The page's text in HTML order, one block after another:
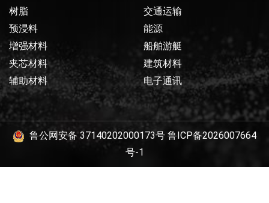
树脂
预浸料
增强材料
夹芯材料
辅助材料
交通运输
能源
船舶游艇
建筑材料
电子通讯
鲁公网安备 37140202000173号 鲁ICP备2026007664
号-1